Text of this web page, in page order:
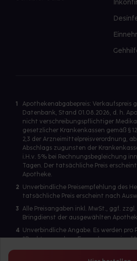
1
Apothekenabgabepreis: Verkaufspreis
Datenbank, Stand 01.08.2026, d. h.
nicht verschreibungspflichtiger
gesetzlicher Krankenkassen gemäß §
2,3 der Arzneimittelpreisverordnung,
Abschlags zugunsten der
i.H.v. 5% bei Rechnungsbegleichung
Tagen. Der tatsächliche Preis
Apotheke.
2 Unverbindliche Preisempfehlung des
tatsächliche Preis erscheint nach
3 Alle Preisangaben inkl. MwSt., ggf.
Bringdienst der ausgewählten
4 Unverbindliche Angabe. Es werden pro
°Punkte vergeben. Es werden maximal